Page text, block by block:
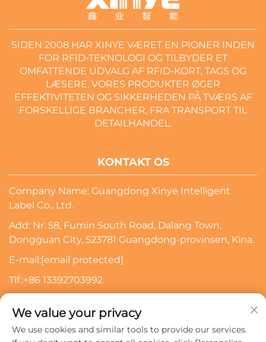
SIDEN 2008 HAR XINYE VÆRET EN PIONER INDEN
FOR RFID-TEKNOLOGI OG TILBYDER ET
OMFATTENDE UDVALG AF RFID-KORT, TAGS OG
LÆSERE. VORES PRODUKTER ØGER
EFFEKTIVITETEN OG SIKKERHEDEN PÅ TVÆRS AF
FORSKELLIGE BRANCHER, FRA TRANSPORT TIL
DETAILHANDEL.
KONTAKT OS
Company Name: Guangdong Xinye Intelligent
Label Co., Ltd.
Add: Nr. 58, Fumin South Road, Dalang Town,
Dongguan City, 523781 Guangdong-provinsen, Kina.
E-mail:[email protected]
Tlf.:+86 13392703992
Tilmeld
We value your privacy
We use cookies and similar tools to provide our services.